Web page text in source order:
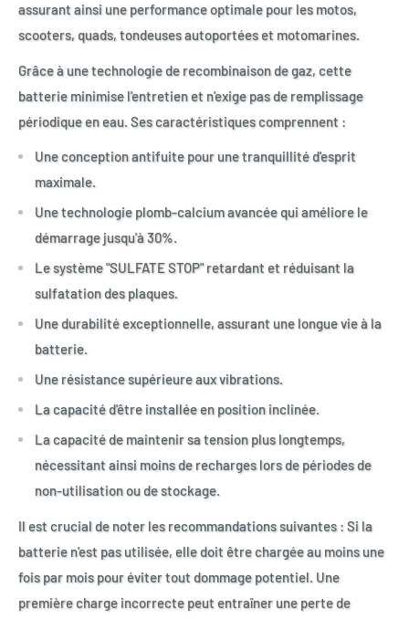
assurant ainsi une performance optimale pour les motos,
scooters, quads, tondeuses autoportées et motomarines.
Grâce à une technologie de recombinaison de gaz, cette
batterie minimise l'entretien et n'exige pas de remplissage
périodique en eau. Ses caractéristiques comprennent :
Une conception antifuite pour une tranquillité d'esprit
maximale.
Une technologie plomb-calcium avancée qui améliore le
démarrage jusqu'à 30%.
Le système "SULFATE STOP" retardant et réduisant la
sulfatation des plaques.
Une durabilité exceptionnelle, assurant une longue vie à la
batterie.
Une résistance supérieure aux vibrations.
La capacité d'être installée en position inclinée.
La capacité de maintenir sa tension plus longtemps,
nécessitant ainsi moins de recharges lors de périodes de
non-utilisation ou de stockage.
Il est crucial de noter les recommandations suivantes : Si la
batterie n'est pas utilisée, elle doit être chargée au moins une
fois par mois pour éviter tout dommage potentiel. Une
première charge incorrecte peut entraîner une perte de